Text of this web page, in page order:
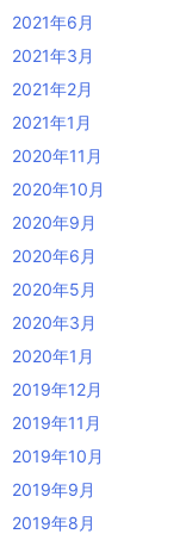
2021年6月
2021年3月
2021年2月
2021年1月
2020年11月
2020年10月
2020年9月
2020年6月
2020年5月
2020年3月
2020年1月
2019年12月
2019年11月
2019年10月
2019年9月
2019年8月